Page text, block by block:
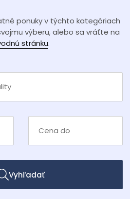
ponuky v týchto kategóriach
výberu, alebo sa vráťte na
stránku.
Vyhľadať